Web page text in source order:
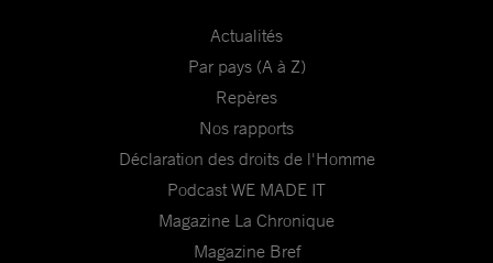
Actualités
Par pays (A à Z)
Repères
Nos rapports
Déclaration des droits de l'Homme
Podcast WE MADE IT
Magazine La Chronique
Magazine Bref